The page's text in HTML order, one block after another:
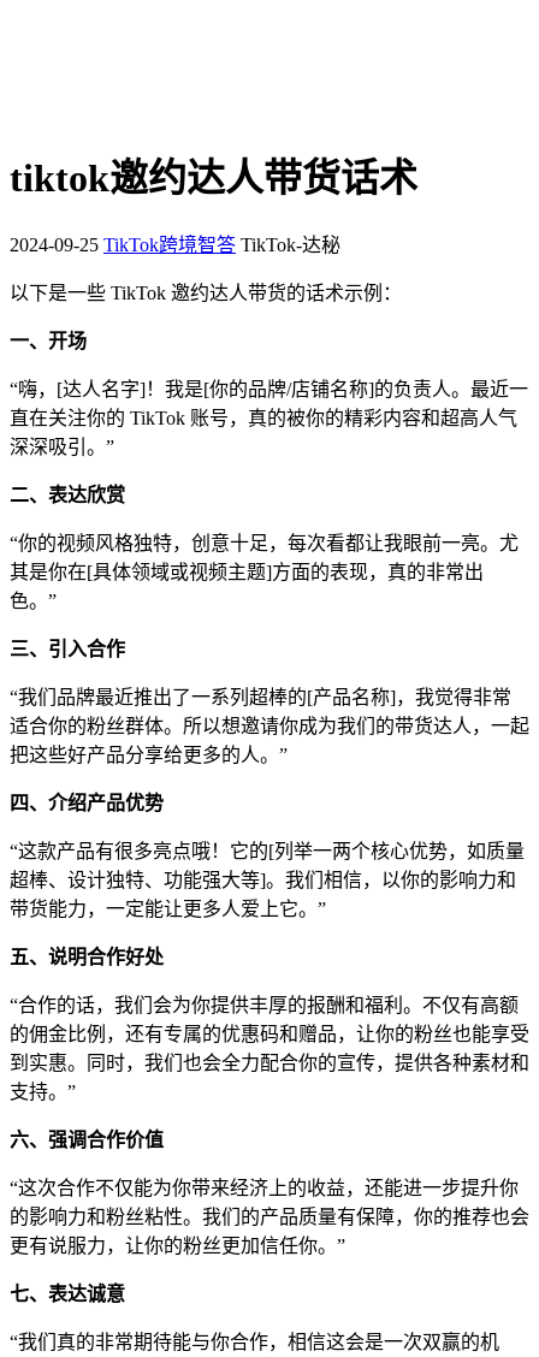
tiktok邀约达人带货话术
2024-09-25 TikTok跨境智答 TikTok-达秘
以下是一些 TikTok 邀约达人带货的话术示例：
一、开场
“嗨，[达人名字]！我是[你的品牌/店铺名称]的负责人。最近一
直在关注你的 TikTok 账号，真的被你的精彩内容和超高人气
深深吸引。”
二、表达欣赏
“你的视频风格独特，创意十足，每次看都让我眼前一亮。尤
其是你在[具体领域或视频主题]方面的表现，真的非常出
色。”
三、引入合作
“我们品牌最近推出了一系列超棒的[产品名称]，我觉得非常
适合你的粉丝群体。所以想邀请你成为我们的带货达人，一起
把这些好产品分享给更多的人。”
四、介绍产品优势
“这款产品有很多亮点哦！它的[列举一两个核心优势，如质量
超棒、设计独特、功能强大等]。我们相信，以你的影响力和
带货能力，一定能让更多人爱上它。”
五、说明合作好处
“合作的话，我们会为你提供丰厚的报酬和福利。不仅有高额
的佣金比例，还有专属的优惠码和赠品，让你的粉丝也能享受
到实惠。同时，我们也会全力配合你的宣传，提供各种素材和
支持。”
六、强调合作价值
“这次合作不仅能为你带来经济上的收益，还能进一步提升你
的影响力和粉丝粘性。我们的产品质量有保障，你的推荐也会
更有说服力，让你的粉丝更加信任你。”
七、表达诚意
“我们真的非常期待能与你合作，相信这会是一次双赢的机